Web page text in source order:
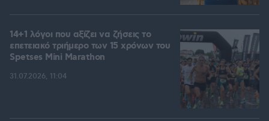
14+1 λόγοι που αξίζει να ζήσεις το
επετειακό τριήμερο των 15 χρόνων του
Spetses Mini Marathon
31.07.2026, 11:04